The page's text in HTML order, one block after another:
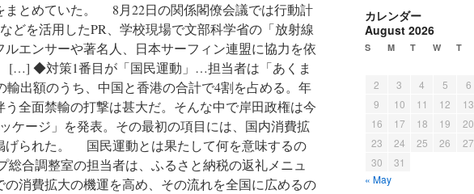
まとめていた。 8月22日の関係閣僚会議では行動計
どを活用したPR、学校現場で文部科学省の「放射線
エンサーや著名人、日本サーフィン連盟に協力を依
[…] ◆対策1番目が「国民運動」…担当者は「あくま
出額のうち、中国と香港の合計で4割を占める。年
全面禁輸の打撃は甚大だ。そんな中で岸田政権は今
ケージ」を発表。その最初の項目には、国内消費拡
げられた。 国民運動とは果たして何を意味するの
合調整室の担当者は、ふるさと納税の返礼メニュ
消費拡大の機運を高め、その流れを全国に広めるの
カレンダー
August 2026
S M T W T
2
3 4 5 6
9
10 11 12 13
16
17 18 19 20
23
24 25 26 27
30
31
« May